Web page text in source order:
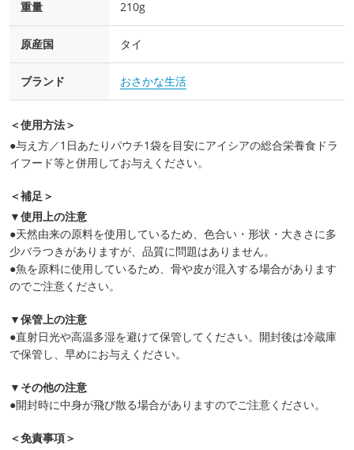
重量 210g
原産国 タイ
ブランド おさかな生活
＜使用方法＞
●与え方／1日あたりパウチ1袋を目安にアイシアの総合栄養食ドラ
イフード等と併用してお与えください。
＜補足＞
▼使用上の注意
●天然由来の原料を使用しているため、色合い・形状・大きさに多
少バラつきがありますが、品質に問題はありません。
●魚を原料に使用しているため、骨や皮が混入する場合があります
のでご注意ください。
▼保管上の注意
●直射日光や高温多湿を避けて保管してください。開封後は冷蔵庫
で保管し、早めにお与えください。
▼その他の注意
●開封時に中身が飛び散る場合がありますのでご注意ください。
＜免責事項＞